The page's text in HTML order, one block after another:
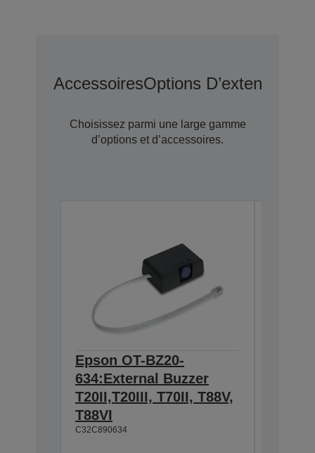
AccessoiresOptions D’extension
Choisissez parmi une large gamme
d’options et d’accessoires.
Epson OT-BZ20-
634:External Buzzer
T20II,T20III, T70II, T88V,
T88VI
C32C890634